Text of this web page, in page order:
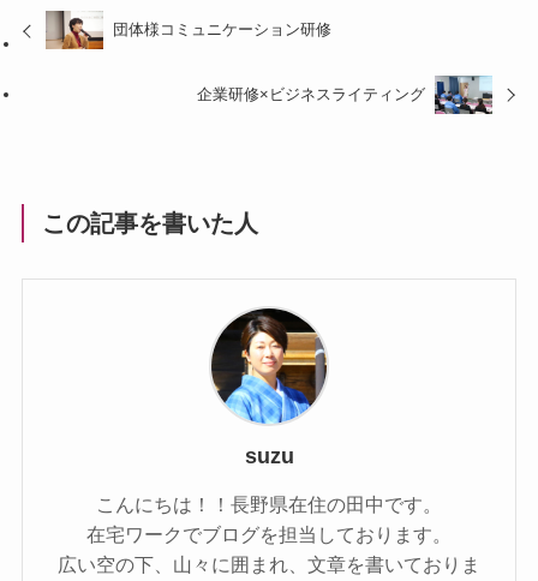
団体様コミュニケーション研修
企業研修×ビジネスライティング
この記事を書いた人
suzu
こんにちは！！長野県在住の田中です。
在宅ワークでブログを担当しております。
広い空の下、山々に囲まれ、文章を書いておりま